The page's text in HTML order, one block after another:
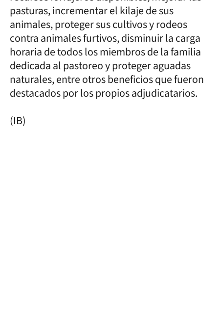
pasturas, incrementar el kilaje de sus
animales, proteger sus cultivos y rodeos
contra animales furtivos, disminuir la carga
horaria de todos los miembros de la familia
dedicada al pastoreo y proteger aguadas
naturales, entre otros beneficios que fueron
destacados por los propios adjudicatarios.
(IB)